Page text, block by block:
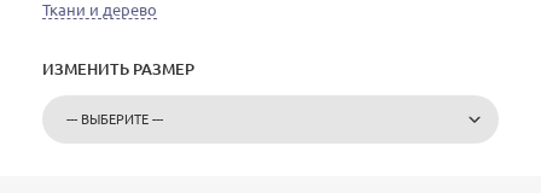
Ткани и дерево
ИЗМЕНИТЬ РАЗМЕР